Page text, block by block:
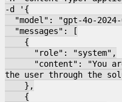
-d '{
"model": "gpt-4o-2024-
"messages": [
{
"role": "system",
"content": "You are
the user through the
},
{